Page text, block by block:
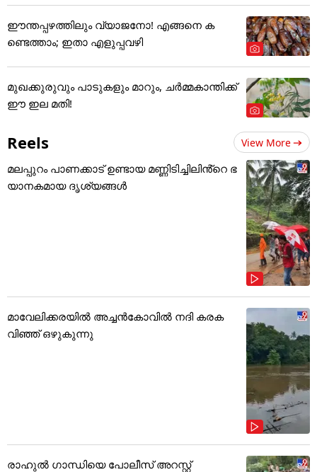
ഈന്തപ്പഴത്തിലും വ്യാജനോ! എങ്ങനെ ക
ണ്ടെത്താം; ഇതാ എളുപ്പവഴി
മുഖക്കുരുവും പാടുകളും മാറും, ചർമ്മകാന്തിക്ക്
ഈ ഇല മതി!
Reels View More
മലപ്പുറം പാണക്കാട് ഉണ്ടായ മണ്ണിടിച്ചിലിൻ്റെ ഭ
യാനകമായ ദൃശ്യങ്ങൾ
മാവേലിക്കരയിൽ അച്ചൻകോവിൽ നദി കരക
വിഞ്ഞ് ഒഴുകുന്നു
രാഹുൽ ഗാന്ധിയെ പോലീസ് അറസ്റ്റ്